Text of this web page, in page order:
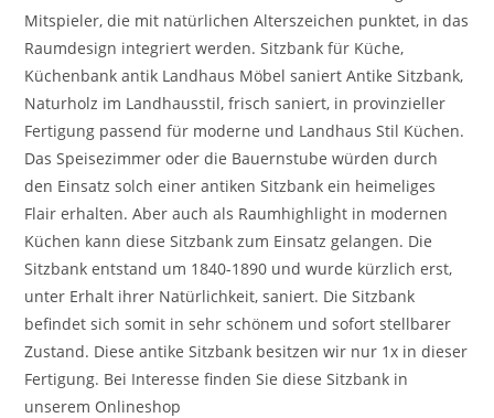
Mitspieler, die mit natürlichen Alterszeichen punktet, in das
Raumdesign integriert werden. Sitzbank für Küche,
Küchenbank antik Landhaus Möbel saniert Antike Sitzbank,
Naturholz im Landhausstil, frisch saniert, in provinzieller
Fertigung passend für moderne und Landhaus Stil Küchen.
Das Speisezimmer oder die Bauernstube würden durch
den Einsatz solch einer antiken Sitzbank ein heimeliges
Flair erhalten. Aber auch als Raumhighlight in modernen
Küchen kann diese Sitzbank zum Einsatz gelangen. Die
Sitzbank entstand um 1840-1890 und wurde kürzlich erst,
unter Erhalt ihrer Natürlichkeit, saniert. Die Sitzbank
befindet sich somit in sehr schönem und sofort stellbarer
Zustand. Diese antike Sitzbank besitzen wir nur 1x in dieser
Fertigung. Bei Interesse finden Sie diese Sitzbank in
unserem Onlineshop